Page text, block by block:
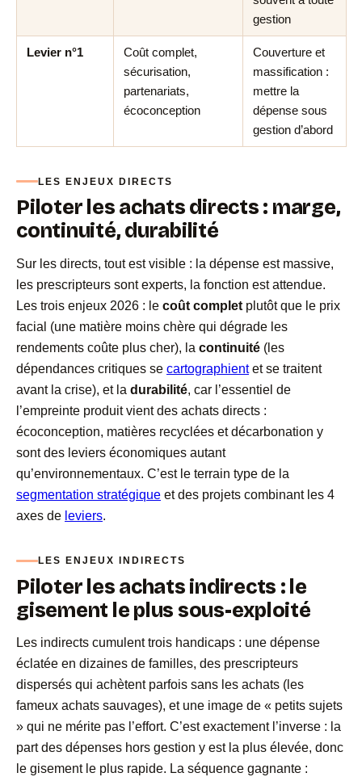
gestion
Levier n°1
Coût complet,
sécurisation,
partenariats,
écoconception
Couverture et
massification :
mettre la
dépense sous
gestion d’abord
LES ENJEUX DIRECTS
Piloter les achats directs : marge,
continuité, durabilité
Sur les directs, tout est visible : la dépense est massive,
les prescripteurs sont experts, la fonction est attendue.
Les trois enjeux 2026 : le coût complet plutôt que le prix
facial (une matière moins chère qui dégrade les
rendements coûte plus cher), la continuité (les
dépendances critiques se cartographientet se traitent
avant la crise), et la durabilité, car l’essentiel de
l’empreinte produit vient des achats directs :
écoconception, matières recyclées et décarbonation y
sont des leviers économiques autant
qu’environnementaux. C’est le terrain type de la
segmentation stratégique et des projets combinant les 4
axes de leviers.
LES ENJEUX INDIRECTS
Piloter les achats indirects : le
gisement le plus sous-exploité
Les indirects cumulent trois handicaps : une dépense
éclatée en dizaines de familles, des prescripteurs
dispersés qui achètent parfois sans les achats (les
fameux achats sauvages), et une image de « petits sujets
» qui ne mérite pas l’effort. C’est exactement l’inverse : la
part des dépenses hors gestion y est la plus élevée, donc
le gisement le plus rapide. La séquence gagnante :